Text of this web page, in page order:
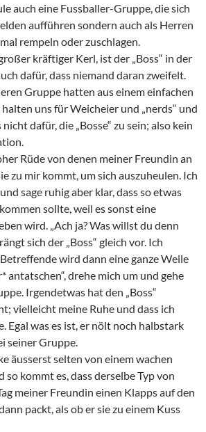
auch eine Fussballer-Gruppe, die sich
aufführen sondern auch als Herren
rempeln oder zuschlagen.
kräftiger Kerl, ist der „Boss“ in der
dafür, dass niemand daran zweifelt.
Gruppe hatten aus einem einfachen
uns für Weicheier und „nerds“ und
dafür, die „Bosse“ zu sein; also kein
Rüde von denen meiner Freundin an
zu mir kommt, um sich auszuheulen. Ich
sage ruhig aber klar, dass so etwas
sollte, weil es sonst eine
wird. „Ach ja? Was willst du denn
sich der „Boss“ gleich vor. Ich
wird dann eine ganze Weile
antatschen“, drehe mich um und gehe
Irgendetwas hat den „Boss“
vielleicht meine Ruhe und dass ich
Egal was es ist, er nölt noch halbstark
seiner Gruppe.
äusserst selten von einem wachen
kommt es, dass derselbe Typ von
meiner Freundin einen Klapps auf den
packt, als ob er sie zu einem Kuss